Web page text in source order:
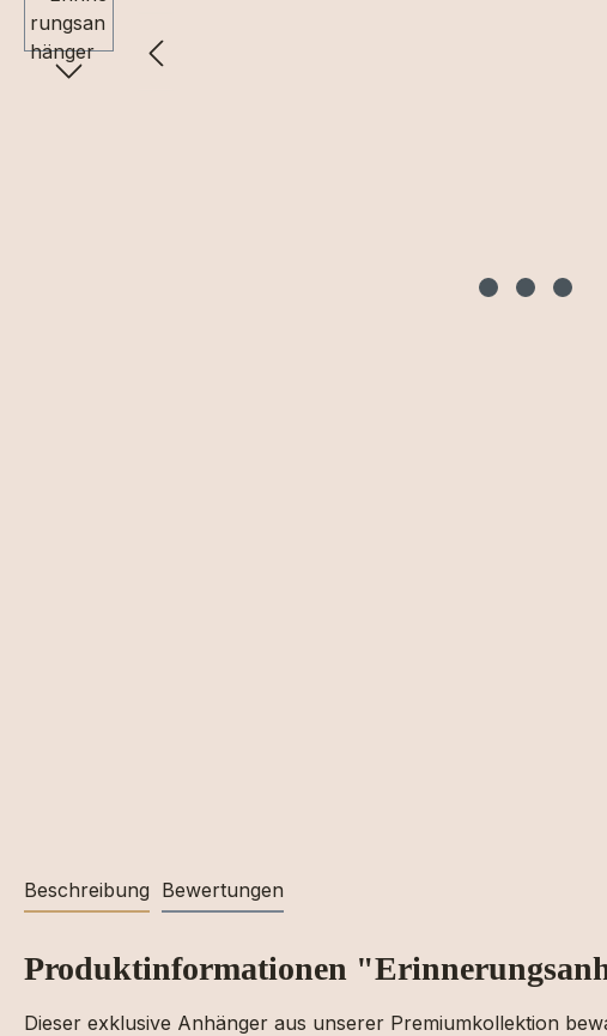
Beschreibung Bewertungen
Produktinformationen
Dieser exklusive Anhänger aus unserer Premiumkollektion